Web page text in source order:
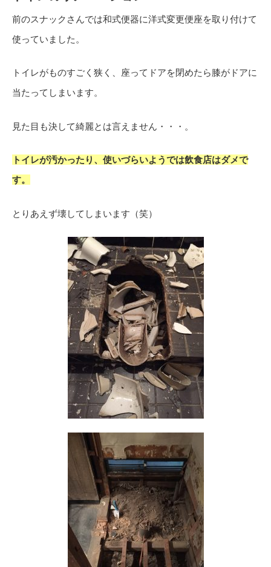
前のスナックさんでは和式便器に洋式変更便座を取り付けて
使っていました。
トイレがものすごく狭く、座ってドアを閉めたら膝がドアに
当たってしまいます。
見た目も決して綺麗とは言えません・・・。
トイレが汚かったり、使いづらいようでは飲食店はダメで
す。
とりあえず壊してしまいます（笑）